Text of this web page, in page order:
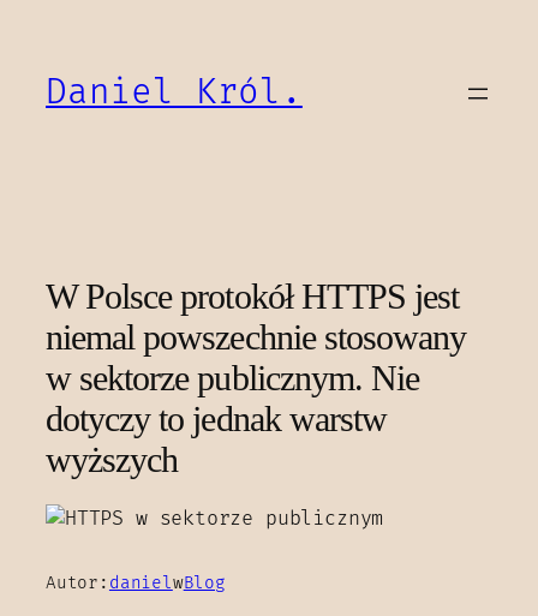
treściDaniel Król.
W Polsce protokół HTTPS jest
niemal powszechnie stosowany
w sektorze publicznym. Nie
dotyczy to jednak warstw
wyższych
Autor: danielwBlog